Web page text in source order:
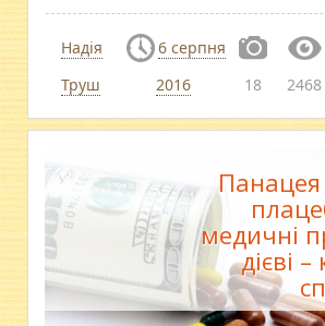
Надія
Труш
6 серпня
2016
18 2468
медичні
дієві